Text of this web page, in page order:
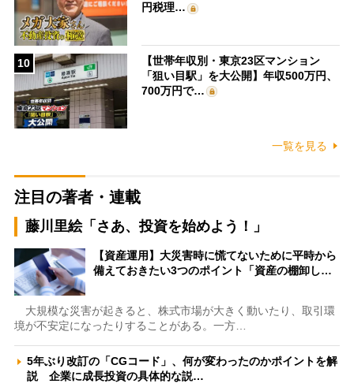
円税理…
10
【世帯年収別・東京23区マンション
「狙い目駅」を大公開】年収500万円、
700万円で…
一覧を見る
注目の著者・連載
藤川里絵「さあ、投資を始めよう！」
【資産運用】大災害時に慌てないために平時から
備えておきたい3つのポイント「資産の棚卸し…
大規模な災害が起きると、株式市場が大きく動いたり、取引環
境が不安定になったりすることがある。一方…
5年ぶり改訂の「CGコード」、何が変わったのかポイントを解
説 企業に成長投資の具体的な説…